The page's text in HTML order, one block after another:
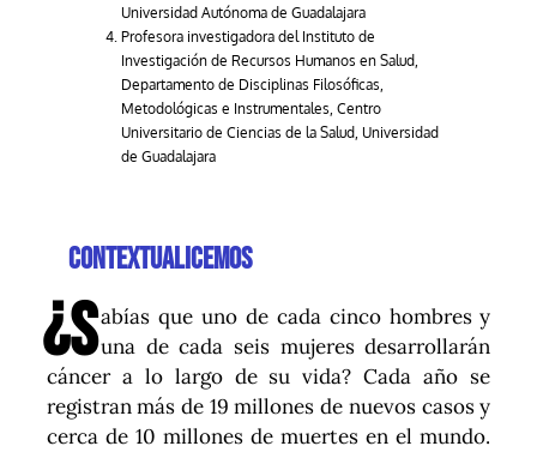
Universidad Autónoma de Guadalajara
Profesora investigadora del Instituto de
Investigación de Recursos Humanos en Salud,
Departamento de Disciplinas Filosóficas,
Metodológicas e Instrumentales, Centro
Universitario de Ciencias de la Salud, Universidad
de Guadalajara
Contextualicemos
¿Sabías que uno de cada cinco hombres y
una de cada seis mujeres desarrollarán
cáncer a lo largo de su vida? Cada año se
registran más de 19 millones de nuevos casos y
cerca de 10 millones de muertes en el mundo.